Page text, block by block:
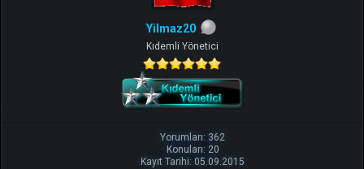
Yilmaz20
Kıdemli Yönetici
Yorumları: 362
Konuları: 20
Kayıt Tarihi: 05.09.2015